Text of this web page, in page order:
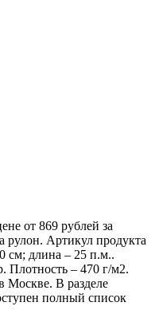
от 869 рублей за
рулон. Артикул продукта
см; длина – 25 п.м..
Плотность – 470 г/м2.
Москве. В разделе
полный список